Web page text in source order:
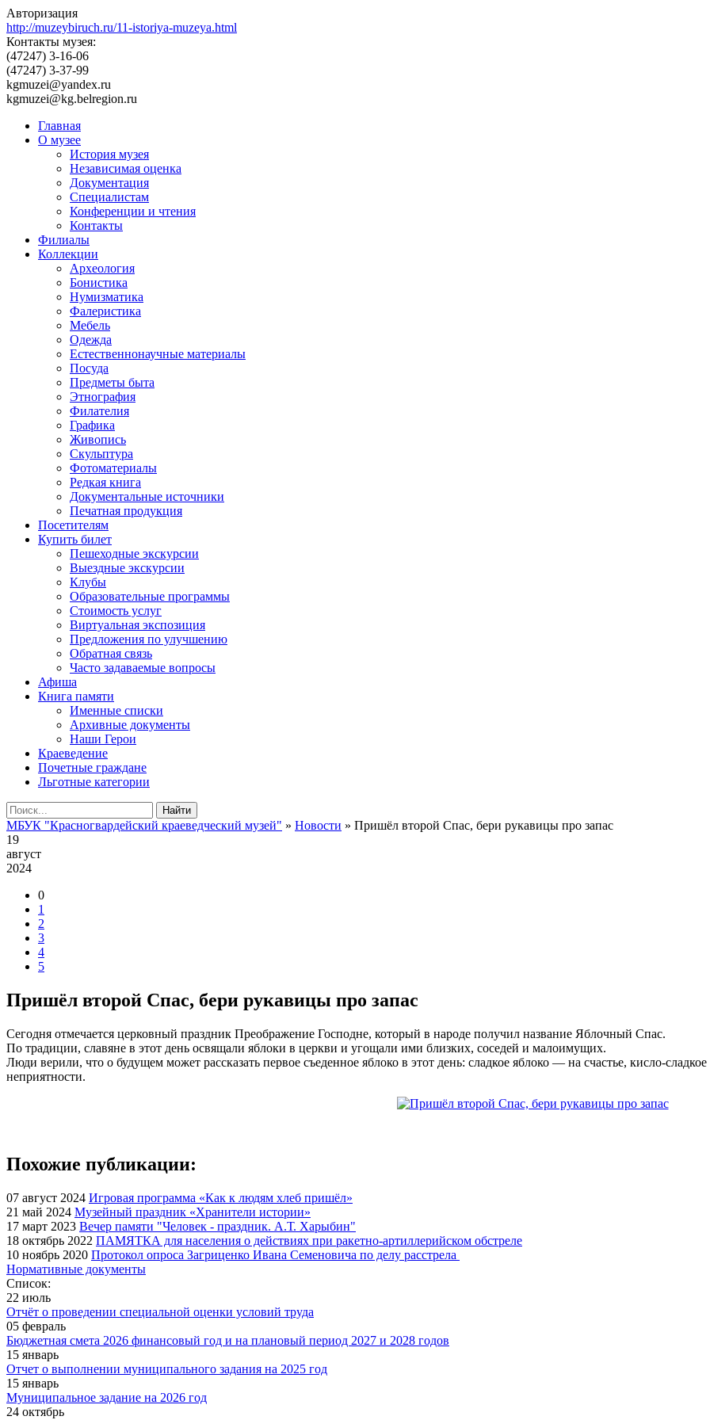
Авторизация
http://muzeybiruch.ru/11-istoriya-muzeya.html
Контакты музея:
(47247) 3-16-06
(47247) 3-37-99
kgmuzei@yandex.ru
kgmuzei@kg.belregion.ru
Главная
О музее
История музея
Независимая оценка
Документация
Специалистам
Конференции и чтения
Контакты
Филиалы
Коллекции
Археология
Бонистика
Нумизматика
Фалеристика
Мебель
Одежда
Естественнонаучные материалы
Посуда
Предметы быта
Этнография
Филателия
Графика
Живопись
Скульптура
Фотоматериалы
Редкая книга
Документальные источники
Печатная продукция
Посетителям
Купить билет
Пешеходные экскурсии
Выездные экскурсии
Клубы
Образовательные программы
Стоимость услуг
Виртуальная экспозиция
Предложения по улучшению
Обратная связь
Часто задаваемые вопросы
Афиша
Книга памяти
Именные списки
Архивные документы
Наши Герои
Краеведение
Почетные граждане
Льготные категории
Найти
МБУК "Красногвардейский краеведческий музей" » Новости » Пришёл второй Спас, бери рукавицы про запас
19
август
2024
0
1
2
3
4
5
Пришёл второй Спас, бери рукавицы про запас
Сегодня отмечается церковный праздник Преображение Господне, который в народе получил название Яблочный Спас.
По традиции, славяне в этот день освящали яблоки в церкви и угощали ими близких, соседей и малоимущих.
Люди верили, что о будущем может рассказать первое съеденное яблоко в этот день: сладкое яблоко — на счастье, кисло-
неприятности.
Похожие публикации:
07 август 2024 Игровая программа «Как к людям хлеб пришёл»
21 май 2024 Музейный праздник «Хранители истории»
17 март 2023 Вечер памяти "Человек - праздник. А.Т. Харыбин"
18 октябрь 2022 ПАМЯТКА для населения о действиях при ракетно-артиллерийском обстреле
10 ноябрь 2020 Протокол опроса Загриценко Ивана Семеновича по делу расстрела
Нормативные документы
Список:
22 июль
Отчёт о проведении специальной оценки условий труда
05 февраль
Бюджетная смета 2026 финансовый год и на плановый период 2027 и 2028 годов
15 январь
Отчет о выполнении муниципального задания на 2025 год
15 январь
Муниципальное задание на 2026 год
24 октябрь